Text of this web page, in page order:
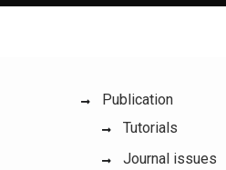
Publication
Tutorials
Journal issues